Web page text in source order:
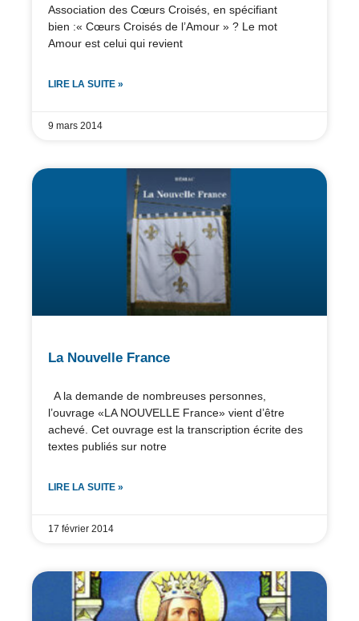
Association des Cœurs Croisés, en spécifiant
bien :« Cœurs Croisés de l’Amour » ? Le mot
Amour est celui qui revient
LIRE LA SUITE »
9 mars 2014
La Nouvelle France
A la demande de nombreuses personnes,
l’ouvrage «LA NOUVELLE France» vient d’être
achevé. Cet ouvrage est la transcription écrite des
textes publiés sur notre
LIRE LA SUITE »
17 février 2014